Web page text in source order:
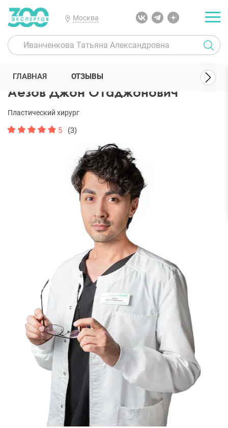
Москва
300 Экспертов Пластические хирурги Аёзов Джон
Аёзов Джон Отаджонович
Пластический хирург
5 (3)
ГЛАВНАЯ ОТЗЫВЫ